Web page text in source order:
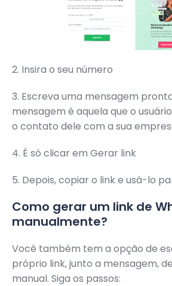
2. Insira o seu número
3. Escreva uma mensagem
mensagem é aquela que o
o contato dele com a sua
4. É só clicar em Gerar link
5. Depois, copiar o link e usá-lo
Como gerar um link de
manualmente?
Você também tem a opção de
próprio link, junto a mensagem,
manual. Siga os passos: